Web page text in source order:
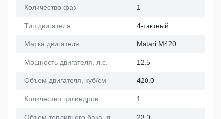
Количество фаз 1
Тип двигателя 4-тактный
Марка двигателя Matari M420
Мощность двигателя, л.с. 12.5
Объем двигателя, куб/см 420.0
Количество цилиндров 1
Объем топливного бака, л. 23.0